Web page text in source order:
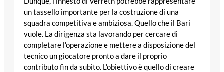
un tassello importante per la costruzione di una
squadra competitiva e ambiziosa. Quello che il Bari
vuole. La dirigenza sta lavorando per cercare di
completare l’operazione e mettere a disposizione del
tecnico un giocatore pronto a dare il proprio
contributo fin da subito. L’obiettivo è quello di creare